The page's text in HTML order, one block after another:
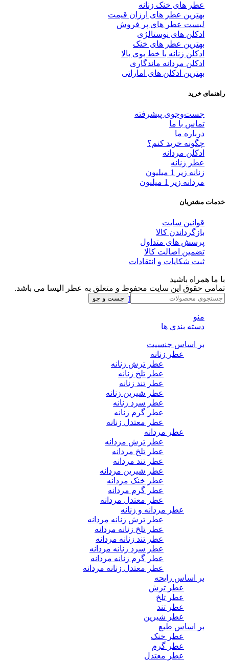
عطر های خنک زنانه
بهترین عطر های ارزان قیمت
لیست عطر های پر فروش
ادکلن های نوستالژی
بهترین عطر های خنک
ادکلن زنانه با خط بوی بالا
ادکلن مردانه ماندگاری
بهترین ادکلن های اماراتی
راهنمای خرید
جست‌وجوی پیشرفته
تماس با ما
درباره ما
چگونه خرید کنم؟
ادکلن مردانه
عطر زنانه
زنانه زیر 1 میلیون
مردانه زیر 1 میلیون
خدمات مشتریان
قوانین سایت
بازگرداندن کالا
پرسش های متداول
تضمین اصالت کالا
ثبت شکایات و انتقادات
با ما همراه باشید
Telegram Whatsapp Instagram
تمامی حقوق این سایت محفوظ و متعلق به عطر الیسا می باشد.
جست و جو
منو
دسته بندی ها
بر اساس جنسیت
عطر زنانه
عطر ترش زنانه
عطر تلخ زنانه
عطر تند زنانه
عطر شیرین زنانه
عطر سرد زنانه
عطر گرم زنانه
عطر معتدل زنانه
عطر مردانه
عطر ترش مردانه
عطر تلخ مردانه
عطر تند مردانه
عطر شیرین مردانه
عطر خنک مردانه
عطر گرم مردانه
عطر معتدل مردانه
عطر مردانه و زنانه
عطر ترش زنانه مردانه
عطر تلخ زنانه مردانه
عطر تند زنانه مردانه
عطر سرد زنانه مردانه
عطر گرم زنانه مردانه
عطر معتدل زنانه مردانه
بر اساس رایحه
عطر ترش
عطر تلخ
عطر تند
عطر شیرین
بر اساس طبع
عطر خنک
عطر گرم
عطر معتدل